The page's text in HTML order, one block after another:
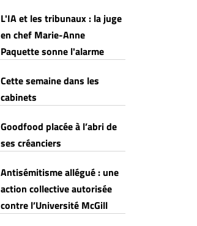
L'IA et les tribunaux : la juge
en chef Marie-Anne
Paquette sonne l'alarme
Cette semaine dans les
cabinets
Goodfood placée à l’abri de
ses créanciers
Antisémitisme allégué : une
action collective autorisée
contre l’Université McGill